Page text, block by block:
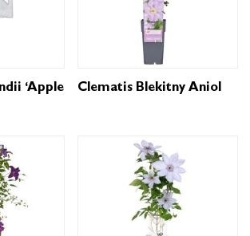
‘Apple
Clematis Blekitny Aniol